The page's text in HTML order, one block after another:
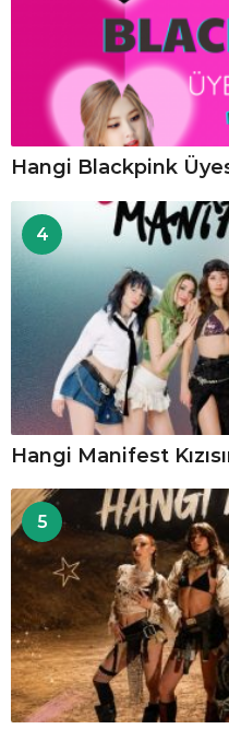
Hangi Blackpink
4
Hangi Manifest
5